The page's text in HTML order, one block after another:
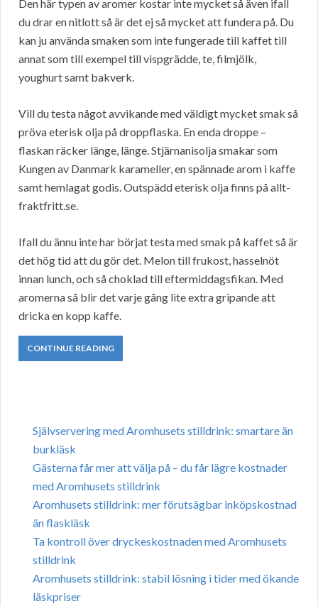
Den här typen av aromer kostar inte mycket så även ifall
du drar en nitlott så är det ej så mycket att fundera på. Du
kan ju använda smaken som inte fungerade till kaffet till
annat som till exempel till vispgrädde, te, filmjölk,
youghurt samt bakverk.
Vill du testa något avvikande med väldigt mycket smak så
pröva eterisk olja på droppflaska. En enda droppe –
flaskan räcker länge, länge. Stjärnanisolja smakar som
Kungen av Danmark karameller, en spännade arom i kaffe
samt hemlagat godis. Outspädd eterisk olja finns på allt-
fraktfritt.se.
Ifall du ännu inte har börjat testa med smak på kaffet så är
det hög tid att du gör det. Melon till frukost, hasselnöt
innan lunch, och så choklad till eftermiddagsfikan. Med
aromerna så blir det varje gång lite extra gripande att
dricka en kopp kaffe.
CONTINUE READING
Självservering med Aromhusets stilldrink: smartare än
burkläsk
Gästerna får mer att välja på – du får lägre kostnader
med Aromhusets stilldrink
Aromhusets stilldrink: mer förutsägbar inköpskostnad
än flaskläsk
Ta kontroll över dryckeskostnaden med Aromhusets
stilldrink
Aromhusets stilldrink: stabil lösning i tider med ökande
läskpriser